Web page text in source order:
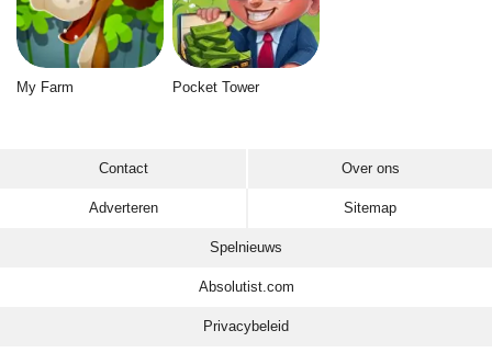
My Farm Pocket Tower
Contact Over ons
Adverteren Sitemap
Spelnieuws
Absolutist.com
Privacybeleid